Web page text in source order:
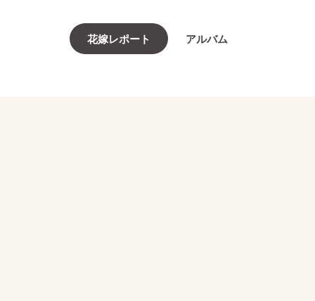
花嫁レポート アルバム